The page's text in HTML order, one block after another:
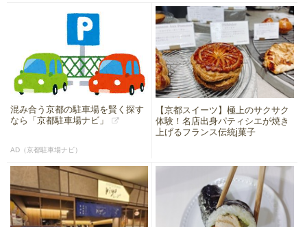
混み合う京都の駐車場を賢く探す
なら「京都駐車場ナビ」
AD（京都駐車場ナビ）
【京都スイーツ】極上のサクサク
体験！名店出身パティシエが焼き
上げるフランス伝統j菓子